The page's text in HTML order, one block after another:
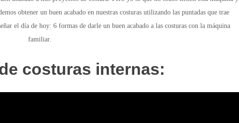
obtener un buen acabado en nuestras costuras utilizando las puntadas que trae
el día de hoy: 6 formas de darle un buen acabado a las costuras con la máquina
familiar.
costuras internas: